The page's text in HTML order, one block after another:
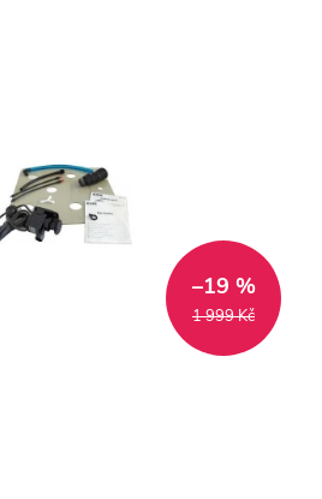
1 999 Kč
–19 %